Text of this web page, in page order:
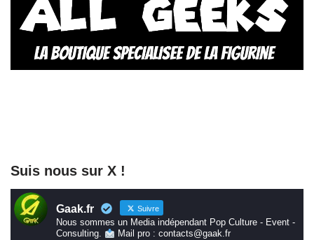
Suis nous sur X !
Gaak.fr Suivre
Nous sommes un Media indépendant Pop Culture - Event -
Consulting.
Mail pro : contacts@gaak.fr